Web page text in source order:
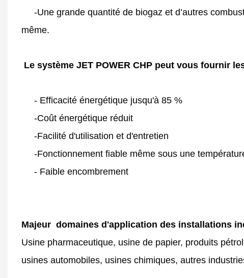
-Une grande quantité de biogaz et d’autres
même.
Le système JET POWER CHP peut vous fournir
- Efficacité énergétique jusqu'à 85 %
-Coût énergétique réduit
-Facilité d'utilisation et d'entretien
-Fonctionnement fiable même sous une
- Faible encombrement
Majeur domaines d'application des installations
Usine pharmaceutique, usine de papier, produits
usines automobiles, usines chimiques, autres